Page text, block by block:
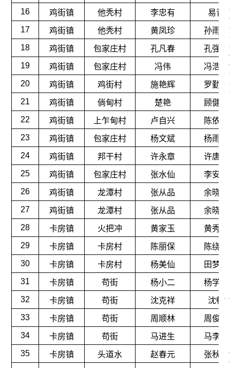
16
鸡街镇 他秃村 李忠有
易青
17
鸡街镇 他秃村 黄凤珍
孙雨涵
18
鸡街镇 包家庄村 孔凡春
孔强敏
19
鸡街镇 包家庄村 冯伟
冯浩宇
20
鸡街镇 鸡街村 施艳辉
罗勤桂
21
鸡街镇 倘甸村 楚艳
顾健裕
22
鸡街镇 上乍甸村 卢自兴
陈依婷
23
鸡街镇 包家庄村 杨文斌
杨雨柔
24
鸡街镇 邦干村 许永章
许唐嫣
25
鸡街镇 包家庄村 张水仙
李安安
26
鸡街镇 龙潭村 张从品
余晓雪
27
鸡街镇 龙潭村 张从品
余晓锦
28
卡房镇 火把冲 黄家玉
黄秀兰
29
卡房镇 卡房村 陈丽保
陈绕香
30
卡房镇 卡房村 杨美仙
田梦江
31
卡房镇 苟街 杨小二
杨学伟
32
卡房镇 苟街 沈克祥
沈畅
33
卡房镇 苟街 周顺林
周俊泽
34
卡房镇 苟街 马进生
马李艳
35
卡房镇 头道水 赵春元
张秋娅